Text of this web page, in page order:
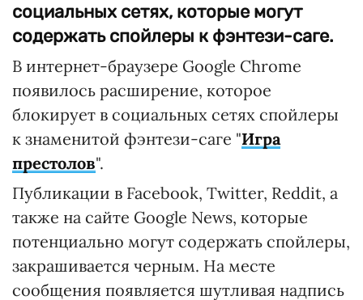
социальных сетях, которые могут
содержать спойлеры к фэнтези-саге.
В интернет-браузере Google Chrome
появилось расширение, которое
блокирует в социальных сетях спойлеры
к знаменитой фэнтези-саге "Игра
престолов".
Публикации в Facebook, Twitter, Reddit, а
также на сайте Google News, которые
потенциально могут содержать спойлеры,
закрашивается черным. На месте
сообщения появляется шутливая надпись